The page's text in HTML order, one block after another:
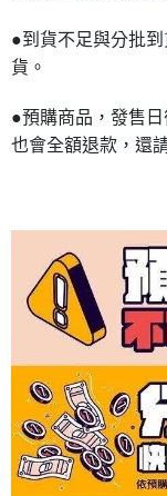
●到貨不足與分批
貨。
●預購商品，發售
也會全額退款，還